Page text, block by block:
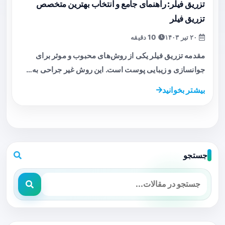
تزریق فیلر: راهنمای جامع و انتخاب بهترین متخصص
تزریق فیلر
مقدمه تزریق فیلر یکی از روش‌های محبوب و موثر برای
جوانسازی و زیبایی پوست است. این روش غیر جراحی به…
بیشتر بخوانید
جستجو